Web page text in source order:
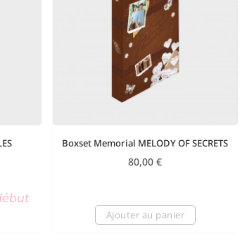
Boxset Memorial MELODY OF SECRETS
80,00€
Ajouter au panier